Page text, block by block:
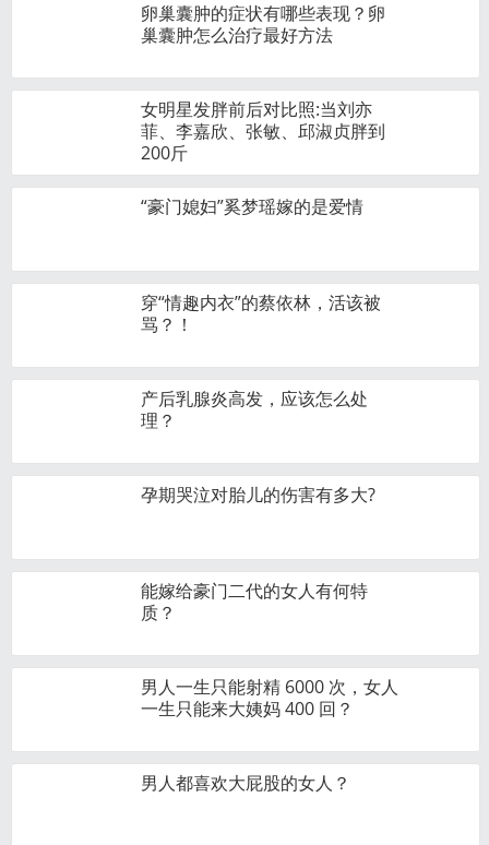
卵巢囊肿的症状有哪些表现？卵
巢囊肿怎么治疗最好方法
女明星发胖前后对比照:当刘亦
菲、李嘉欣、张敏、邱淑贞‍胖到
200斤
“豪门媳妇”奚梦瑶嫁的是爱情
穿“情趣内衣”的蔡依林，活该被
骂？！
产后乳腺炎高发，应该怎么处
理？
孕期哭泣对胎儿的伤害有多大?
能嫁给豪门二代的女人有何特
质？
男人一生只能射精 6000 次，女人
一生只能来大姨妈 400 回？
男人都喜欢大屁股的女人？